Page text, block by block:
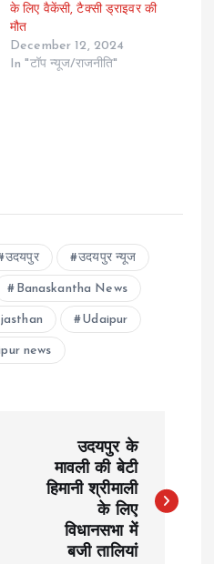
के लिए वैकेंसी, टैक्सी ड्राइवर की
मौत
December 12, 2024
In "टॉप न्यूज/राजनीति"
उदयपुर उदयपुर न्यूज
Banaskantha News
Udaipur
news
उदयपुर के
मावली की बेटी
हिमानी श्रीमाली
के लिए
विधानसभा में
बजी तालियां